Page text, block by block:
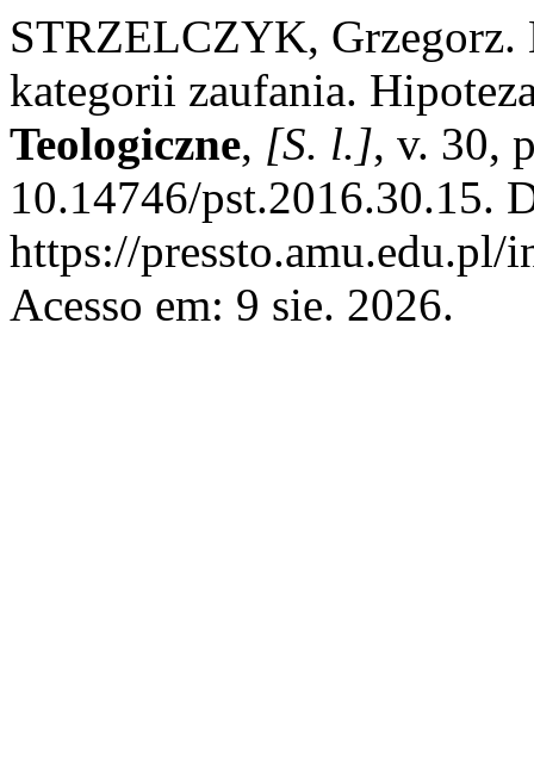
STRZELCZYK,
kategorii zaufania.
Teologiczne, [S. l.], v. 30,
10.14746/pst.2016.30.15.
https://
Acesso em: 9 sie. 2026.